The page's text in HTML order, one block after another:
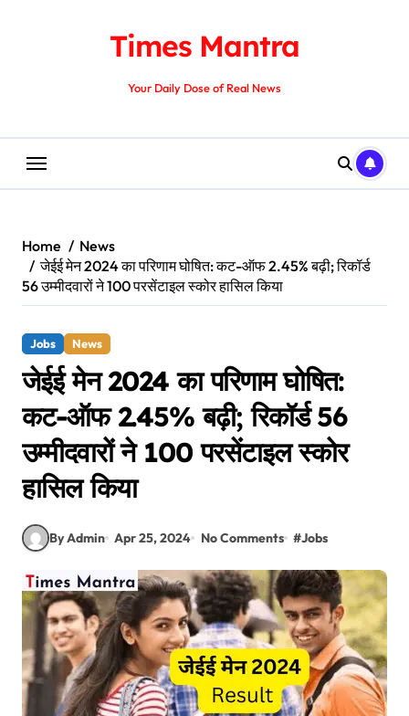
Times Mantra
Your Daily Dose of Real News
Home
News
जेईई मेन 2024 का परिणाम घोषित: कट-ऑफ 2.45% बढ़ी; रिकॉर्ड
56 उम्मीदवारों ने 100 परसेंटाइल स्कोर हासिल किया
Jobs News
जेईई मेन 2024 का परिणाम घोषित:
कट-ऑफ 2.45% बढ़ी; रिकॉर्ड 56
उम्मीदवारों ने 100 परसेंटाइल स्कोर
हासिल किया
By Admin Apr 25, 2024 No Comments #Jobs